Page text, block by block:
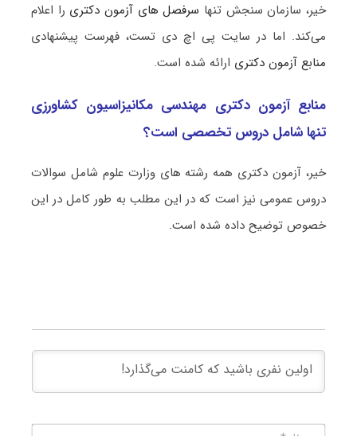
خیر، سازمان سنجش تنها سرفصل های آزمون دکتری را اعلام
می‌کند. اما در سایت پی اچ دی تست، فهرست پیشنهادی
منابع آزمون دکتری ارائه شده است.
منابع آزمون دکتری مهندسی مکانیزاسیون کشاورزی
تنها شامل دروس تخصصی است؟
خیر، آزمون دکتری همه رشته های وزارت علوم شامل سوالات
دروس عمومی نیز است که در این مطلب به طور کامل در این
خصوص توضیح داده شده است.